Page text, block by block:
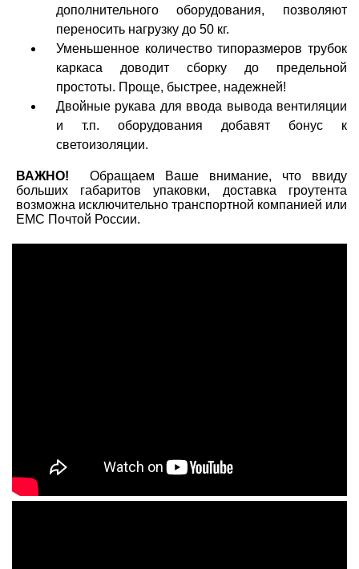
дополнительного оборудования, позволяют
переносить нагрузку до 50 кг.
Уменьшенное количество типоразмеров трубок
каркаса доводит сборку до предельной
простоты. Проще, быстрее, надежней!
Двойные рукава для ввода вывода вентиляции
и т.п. оборудования добавят бонус к
светоизоляции.
ВАЖНО!
Обращаем Ваше внимание, что ввиду
больших габаритов упаковки, доставка гроутента
возможна исключительно транспортной компанией или
ЕМС Почтой России.